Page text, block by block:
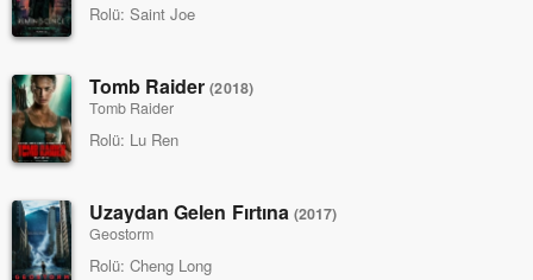
Rolü: Saint Joe
Tomb Raider(2018)
Tomb Raider
Rolü: Lu Ren
Uzaydan Gelen Fırtına (2017)
Geostorm
Rolü: Cheng Long